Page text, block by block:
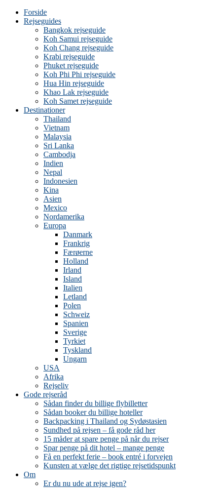
Forside
Rejseguides
Bangkok rejseguide
Koh Samui rejseguide
Koh Chang rejseguide
Krabi rejseguide
Phuket rejseguide
Koh Phi Phi rejseguide
Hua Hin rejseguide
Khao Lak rejseguide
Koh Samet rejseguide
Destinationer
Thailand
Vietnam
Malaysia
Sri Lanka
Cambodja
Indien
Nepal
Indonesien
Kina
Asien
Mexico
Nordamerika
Europa
Danmark
Frankrig
Færøerne
Holland
Irland
Island
Italien
Letland
Polen
Schweiz
Spanien
Sverige
Tyrkiet
Tyskland
Ungarn
USA
Afrika
Rejseliv
Gode rejseråd
Sådan finder du billige flybilletter
Sådan booker du billige hoteller
Backpacking i Thailand og Sydøstasien
Sundhed på rejsen – få gode råd her
15 måder at spare penge på når du rejser
Spar penge på dit hotel – mange penge
Få en perfekt ferie – book entré i forvejen
Kunsten at vælge det rigtige rejsetidspunkt
Om
Er du nu ude at rejse igen?